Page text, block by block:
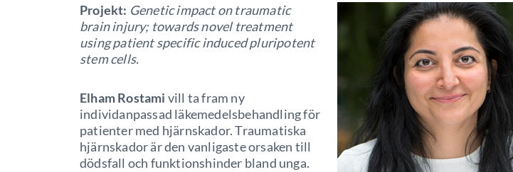
Projekt: Genetic impact on traumatic
brain injury; towards novel treatment
using patient specific induced pluripotent
stem cells.
Elham Rostami vill ta fram ny
individanpassad läkemedelsbehandling för
patienter med hjärnskador. Traumatiska
hjärnskador är den vanligaste orsaken till
dödsfall och funktionshinder bland unga.